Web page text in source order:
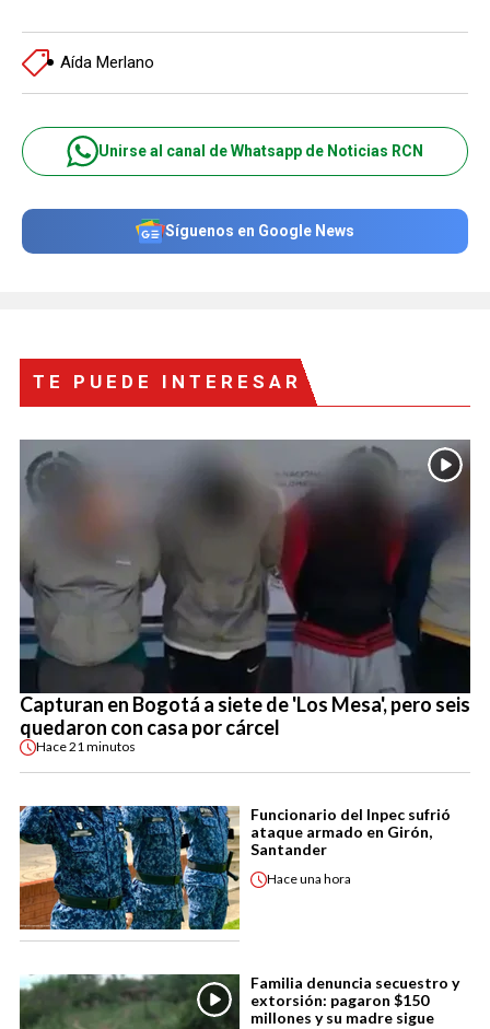
Aída Merlano
Unirse al canal de Whatsapp de Noticias RCN
Síguenos en Google News
TE PUEDE INTERESAR
Capturan en Bogotá a siete de 'Los Mesa', pero seis
quedaron con casa por cárcel
Hace21 minutos
Funcionario del Inpec sufrió
ataque armado en Girón,
Santander
Haceuna hora
Familia denuncia secuestro y
extorsión: pagaron $150
millones y su madre sigue